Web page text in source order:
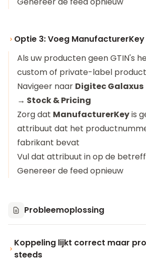
Optie 3: Voeg
Als uw producten geen GTIN's
custom of private-label
Navigeer naar Digitec
→ Stock & Pricing
Zorg dat ManufacturerKeyis
attribuut dat het
fabrikant bevat
Vul dat attribuut in op de
Genereer de feed opnieuw
Probleemoplossing
Koppeling lijkt correct maar
steeds